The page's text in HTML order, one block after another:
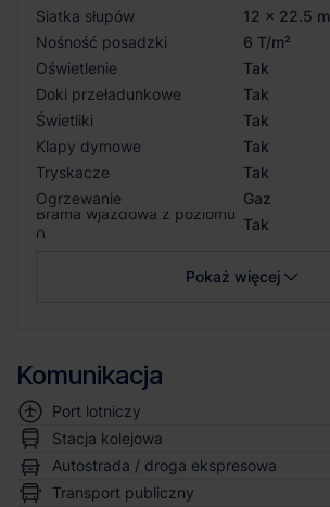
Siatka słupów
12 x 22.5 m
Nośność posadzki
6 T/m²
Oświetlenie
Tak
Doki przeładunkowe
Tak
Świetliki
Tak
Klapy dymowe
Tak
Tryskacze
Tak
Ogrzewanie
Gaz
Brama wjazdowa z poziomu
0
Tak
Pokaż więcej
Komunikacja
Port lotniczy
Stacja kolejowa
Autostrada / droga ekspresowa
Transport publiczny